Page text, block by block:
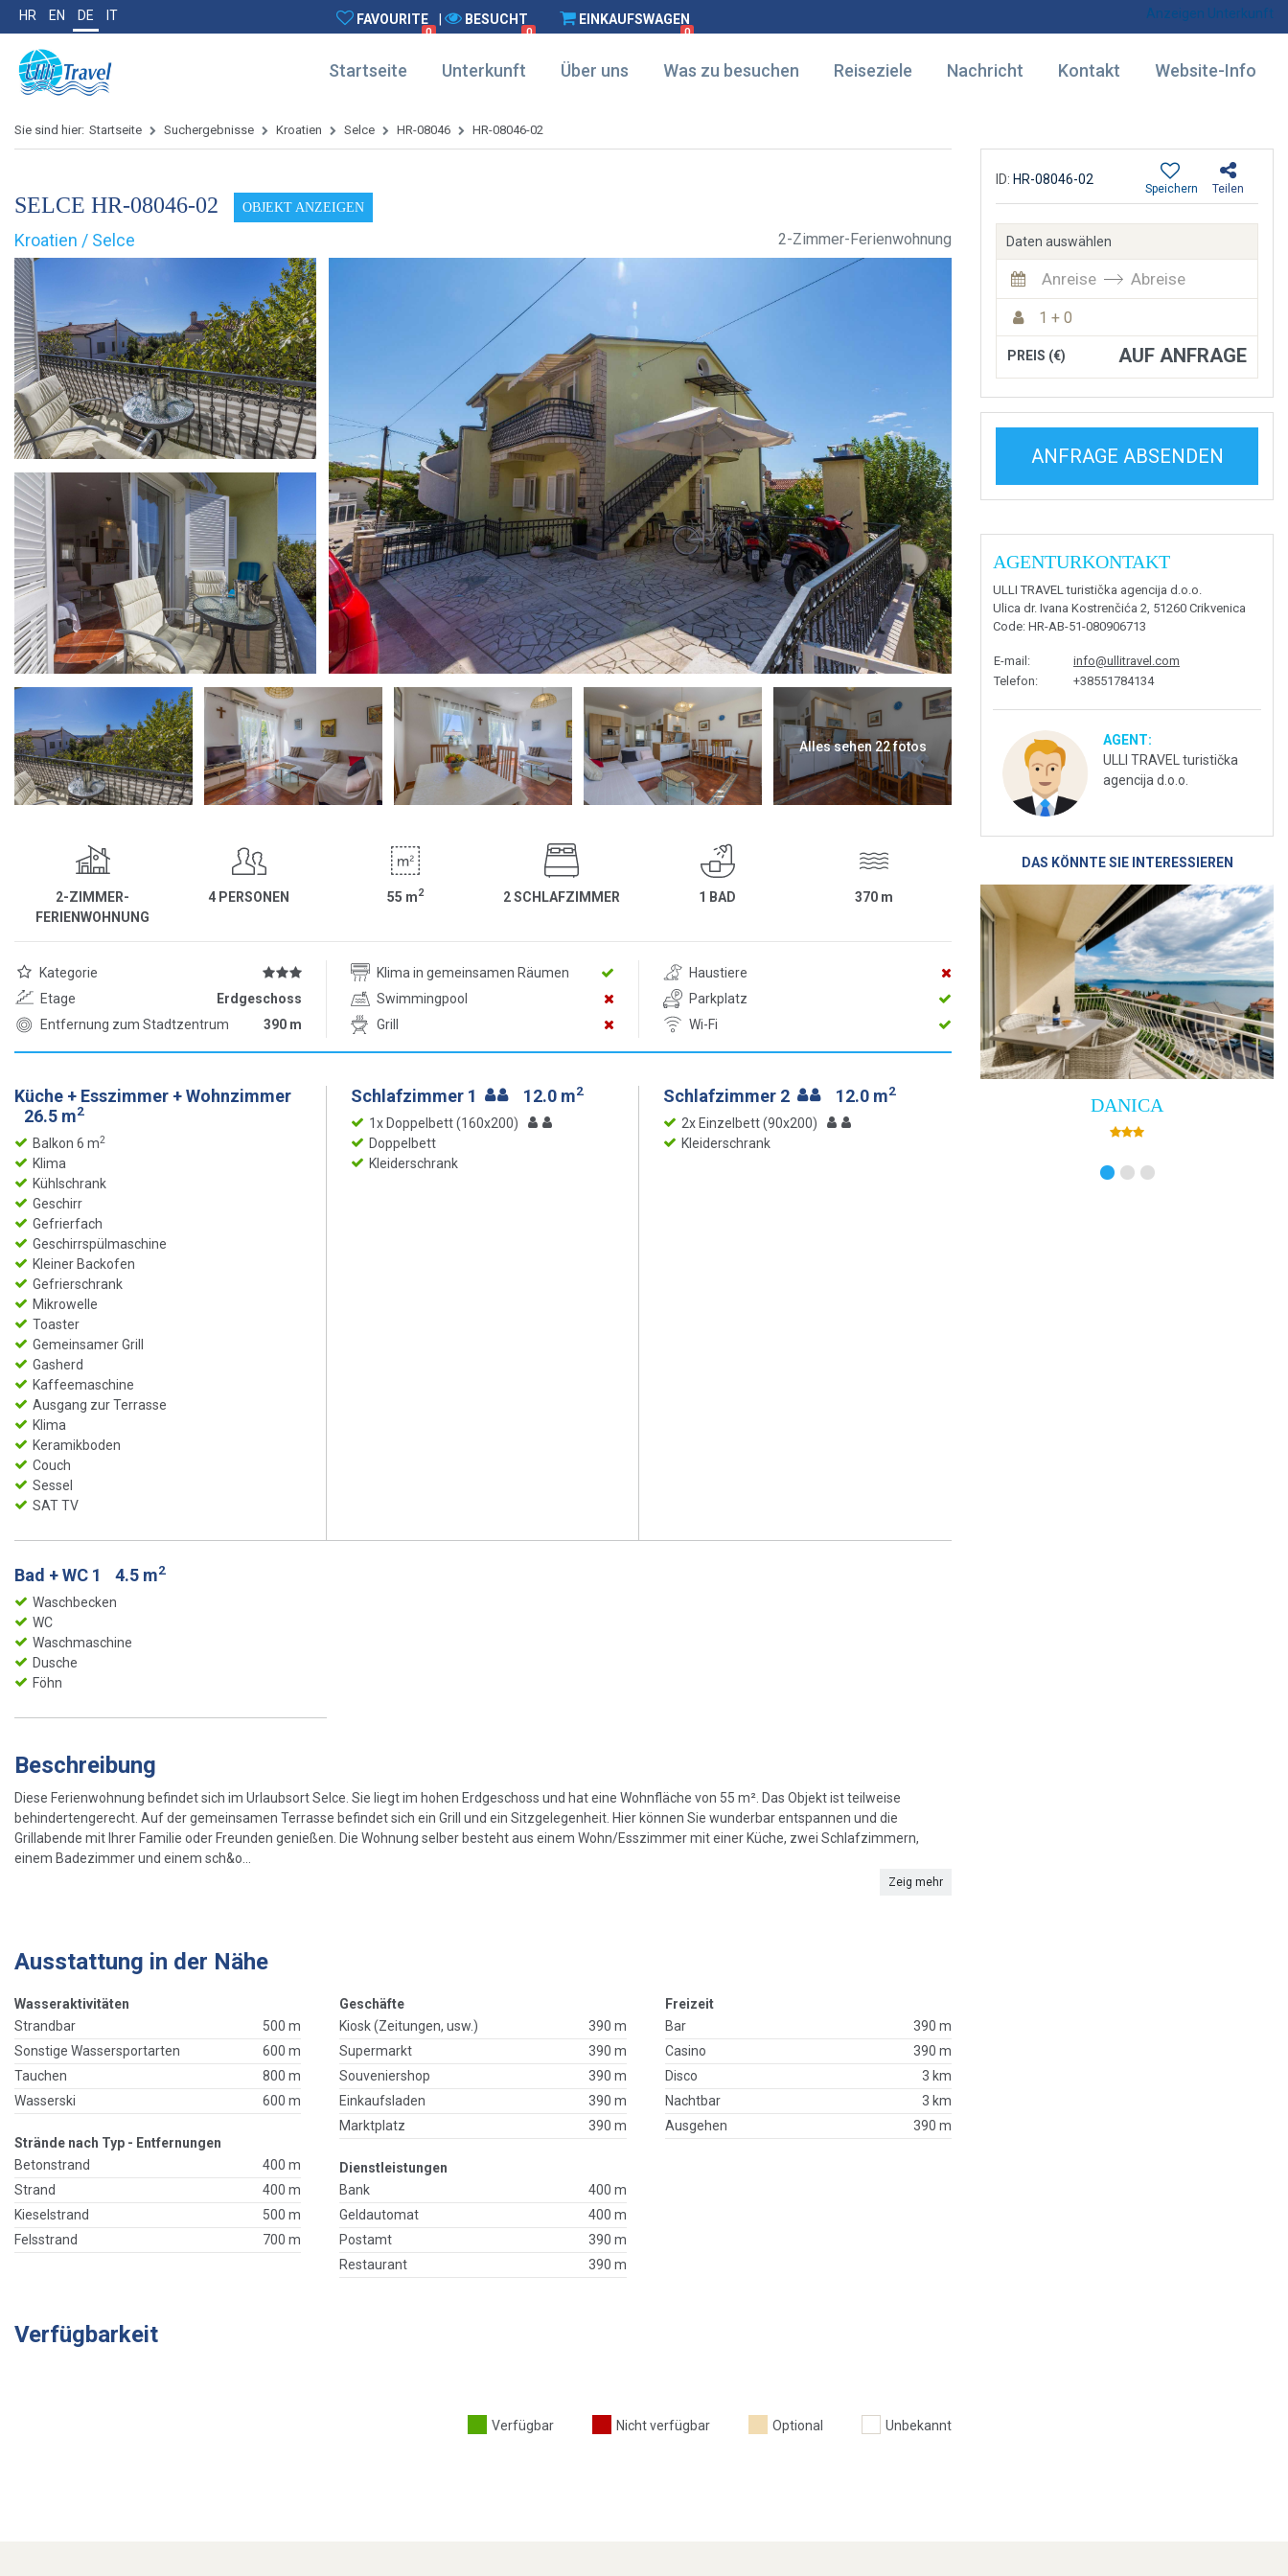
HR EN DE IT FAVOURITE
0
BESUCHT
0
EINKAUFSWAGEN
0
Anzeigen Unterkunft
Startseite Unterkunft Über uns Was zu besuchen Reiseziele Nachricht Kontakt Website-Info
Sie sind hier: Startseite Suchergebnisse Kroatien Selce HR-08046 HR-08046-02
SELCE HR-08046-02 OBJEKT ANZEIGEN
Kroatien / Selce 2-Zimmer-Ferienwohnung
Alles sehen 22 fotos
2-ZIMMER-
FERIENWOHNUNG
4 PERSONEN 55 m2 2 SCHLAFZIMMER 1 BAD 370 m
Kategorie Klima in gemeinsamen Räumen
Haustiere
Etage
Erdgeschoss Swimmingpool
Parkplatz
Entfernung zum Stadtzentrum
390 m Grill Wi-Fi
Küche + Esszimmer + Wohnzimmer
26.5 m2
Balkon 6 m2
Klima
Kühlschrank
Geschirr
Gefrierfach
Geschirrspülmaschine
Kleiner Backofen
Gefrierschrank
Mikrowelle
Toaster
Gemeinsamer Grill
Gasherd
Kaffeemaschine
Ausgang zur Terrasse
Klima
Keramikboden
Couch
Sessel
SAT TV
Schlafzimmer 1 12.0 m2
1x Doppelbett (160x200)
Doppelbett
Kleiderschrank
Schlafzimmer 2 12.0 m2
2x Einzelbett (90x200)
Kleiderschrank
Bad + WC 1 4.5 m2
Waschbecken
WC
Waschmaschine
Dusche
Föhn
Beschreibung
Diese Ferienwohnung befindet sich im Urlaubsort Selce. Sie liegt im hohen Erdgeschoss und hat eine Wohnfläche von 55 m². Das Objekt ist teilweise
behindertengerecht. Auf der gemeinsamen Terrasse befindet sich ein Grill und ein Sitzgelegenheit. Hier können Sie wunderbar entspannen und die
Grillabende mit Ihrer Familie oder Freunden genießen. Die Wohnung selber besteht aus einem Wohn/Esszimmer mit einer Küche, zwei Schlafzimmern,
einem Badezimmer und einem sch&o...
Zeig mehr
Ausstattung in der Nähe
Wasseraktivitäten
Strandbar
500 m
Sonstige Wassersportarten
600 m
Tauchen
800 m
Wasserski
600 m
Strände nach Typ - Entfernungen
Betonstrand
400 m
Strand
400 m
Kieselstrand
500 m
Felsstrand
700 m
Geschäfte
Kiosk (Zeitungen, usw.)
390 m
Supermarkt
390 m
Souveniershop
390 m
Einkaufsladen
390 m
Marktplatz
390 m
Dienstleistungen
Bank
400 m
Geldautomat
400 m
Postamt
390 m
Restaurant
390 m
Freizeit
Bar
390 m
Casino
390 m
Disco
3 km
Nachtbar
3 km
Ausgehen
390 m
Verfügbarkeit
Verfügbar Nicht verfügbar Optional Unbekannt
ID: HR-08046-02
Teilen
Speichern
Daten auswählen
Anreise Abreise
1 + 0
PREIS (€) AUF ANFRAGE
ANFRAGE ABSENDEN
AGENTURKONTAKT
ULLI TRAVEL turistička agencija d.o.o.
Ulica dr. Ivana Kostrenčića 2, 51260 Crikvenica
Code: HR-AB-51-080906713
E-mail :
info@ullitravel.com
Telefon: +38551784134
AGENT:
ULLI TRAVEL turistička
agencija d.o.o.
DAS KÖNNTE SIE INTERESSIEREN
DANICA